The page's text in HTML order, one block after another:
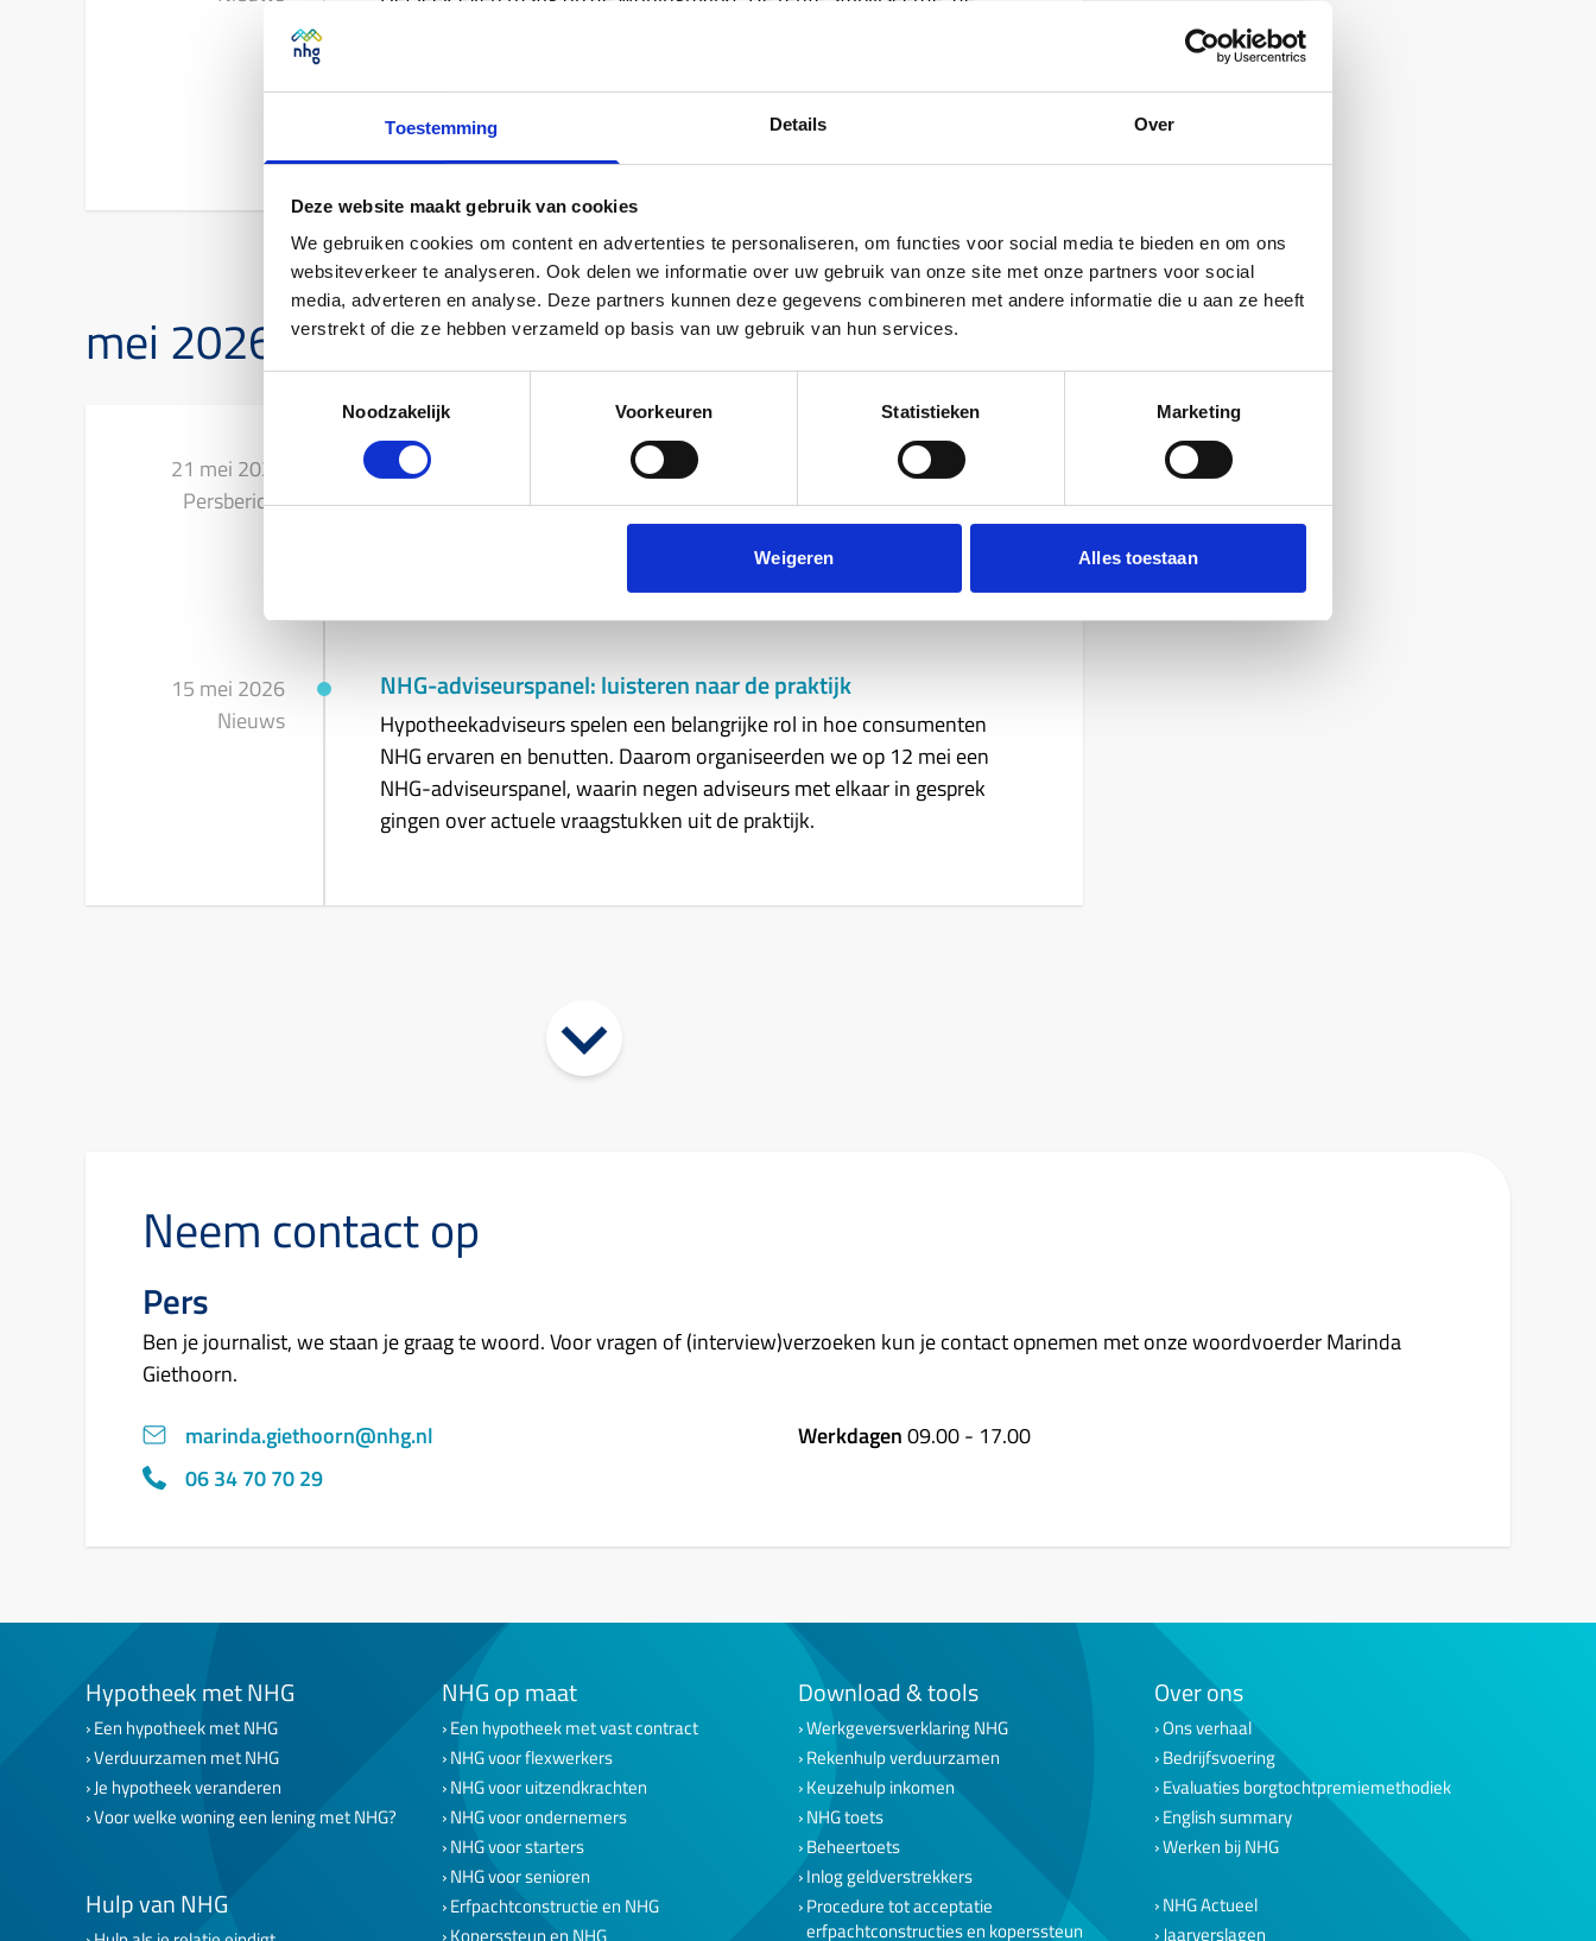
Toestemming Details Over
Deze website maakt gebruik van cookies
We gebruiken cookies om content en advertenties te personaliseren, om functies voor social media te bieden en om ons
websiteverkeer te analyseren. Ook delen we informatie over uw gebruik van onze site met onze partners voor social
media, adverteren en analyse. Deze partners kunnen deze gegevens combineren met andere informatie die u aan ze heeft
verstrekt of die ze hebben verzameld op basis van uw gebruik van hun services.
Noodzakelijk
Voorkeuren Statistieken Marketing
Weigeren Alles toestaan
laat een ander beeld zien. De financiële druk loopt weer op. En die druk
raakt niet alleen de laagste inkomens.
mei 2026
Financiële druk onder woningeigenaren neemt toe
Dit blijkt uit de nieuwste en vijfde Woonlastenmonitor van NHG
(Nationale Hypotheek Garantie). Na een periode van herstel is er een
negatieve ontwikkeling te zien op meerdere vlakken.
NHG-adviseurspanel: luisteren naar de praktijk
Hypotheekadviseurs spelen een belangrijke rol in hoe consumenten
NHG ervaren en benutten. Daarom organiseerden we op 12 mei een
NHG-adviseurspanel, waarin negen adviseurs met elkaar in gesprek
gingen over actuele vraagstukken uit de praktijk.
Neem contact op
Pers
Ben je journalist, we staan je graag te woord. Voor vragen of (interview)verzoeken kun je contact opnemen met onze woordvoerder Marinda
Giethoorn.
marinda.giethoorn@nhg.nl
06 34 70 70 29
Werkdagen09.00 - 17.00
Hypotheek met NHG
Een hypotheek met NHG
Verduurzamen met NHG
Je hypotheek veranderen
Voor welke woning een lening met NHG?
Hulp van NHG
NHG op maat
Een hypotheek met vast contract
NHG voor flexwerkers
NHG voor uitzendkrachten
NHG voor ondernemers
NHG voor starters
NHG voor senioren
Erfpachtconstructie en NHG
Koperssteun en NHG
Download & tools
Werkgeversverklaring NHG
Rekenhulp verduurzamen
Keuzehulp inkomen
NHG toets
Beheertoets
Inlog geldverstrekkers
Procedure tot acceptatie
erfpachtconstructies en koperssteun
Over ons
Ons verhaal
Bedrijfsvoering
Evaluaties borgtochtpremiemethodiek
English summary
Werken bij NHG
NHG Actueel
Jaarverslagen